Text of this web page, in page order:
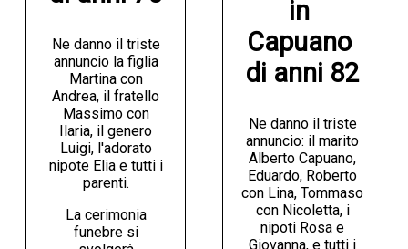
Ne danno il triste
annuncio la figlia
Martina con
Andrea, il fratello
Massimo con
Ilaria, il genero
Luigi, l'adorato
nipote Elia e tutti i
parenti.
La cerimonia
funebre si
in
Capuano
di anni 82
Ne danno il triste
annuncio: il marito
Alberto Capuano,
Eduardo, Roberto
con Lina, Tommaso
con Nicoletta, i
nipoti Rosa e
Giovanna, e tutti i